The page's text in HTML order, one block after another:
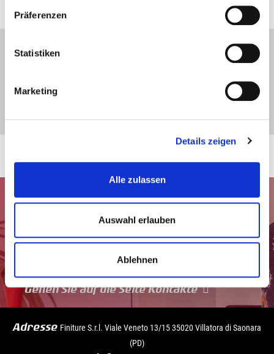
Präferenzen
Statistiken
Marketing
Details zeigen
Alle zulassen
Auswahl erlauben
Ablehnen
Gehen Sie auf die Seite Kontakte
Adresse Finiture S.r.l. Viale Veneto 13/15 35020 Villatora di Saonara
(PD)